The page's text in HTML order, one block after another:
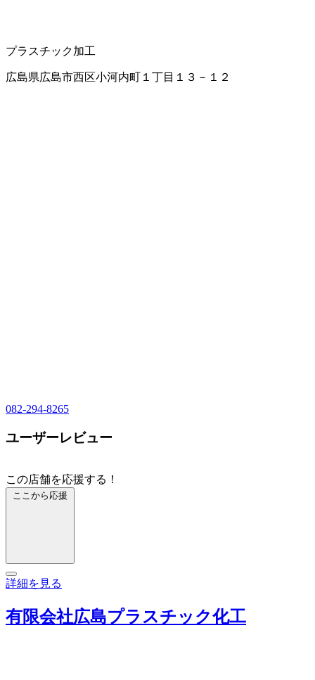
プラスチック加工
広島県広島市西区小河内町１丁目１３－１２
082-294-8265
ユーザーレビュー
この店舗を応援する！
ここから応援
詳細を見る
有限会社広島プラスチック化工